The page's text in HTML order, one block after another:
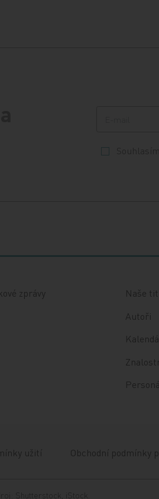
zprávy
Naše
Autoři
užití Obchodní podmínky
Shutterstock, iStock.